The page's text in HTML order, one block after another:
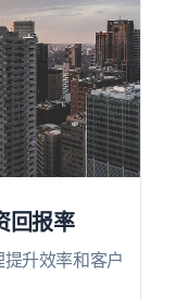
回报率
升效率和客户